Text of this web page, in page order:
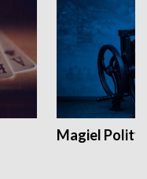
Magiel